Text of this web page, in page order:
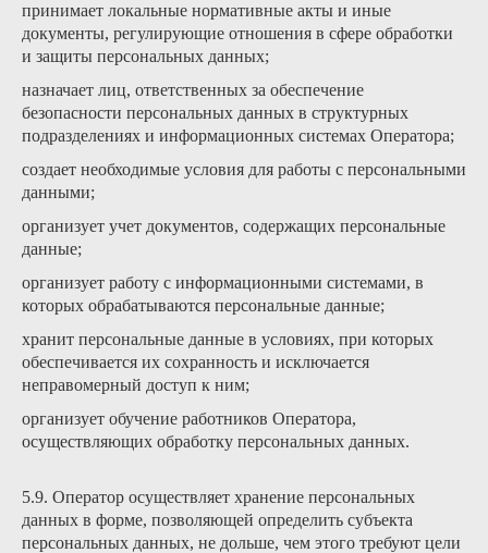
принимает локальные нормативные акты и иные
документы, регулирующие отношения в сфере обработки
и защиты персональных данных;
назначает лиц, ответственных за обеспечение
безопасности персональных данных в структурных
подразделениях и информационных системах Оператора;
создает необходимые условия для работы с персональными
данными;
организует учет документов, содержащих персональные
данные;
организует работу с информационными системами, в
которых обрабатываются персональные данные;
хранит персональные данные в условиях, при которых
обеспечивается их сохранность и исключается
неправомерный доступ к ним;
организует обучение работников Оператора,
осуществляющих обработку персональных данных.
5.9. Оператор осуществляет хранение персональных
данных в форме, позволяющей определить субъекта
персональных данных, не дольше, чем этого требуют цели